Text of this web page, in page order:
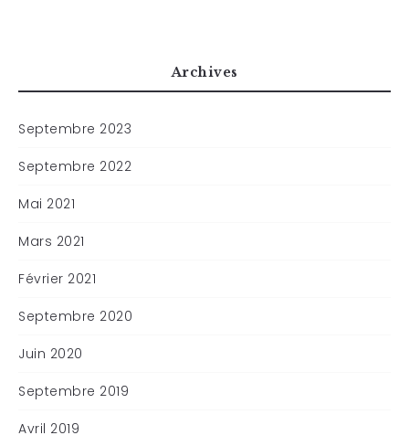
Archives
Septembre 2023
Septembre 2022
Mai 2021
Mars 2021
Février 2021
Septembre 2020
Juin 2020
Septembre 2019
Avril 2019